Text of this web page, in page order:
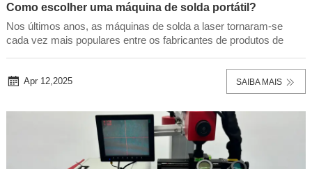
Como escolher uma máquina de solda portátil?
Nos últimos anos, as máquinas de solda a laser tornaram-se
cada vez mais populares entre os fabricantes de produtos de
soldagem a laser estão sendo reconhecidas e utilizadas para
produzir produtos de melhor qualidade com ma...
Apr 12,2025 SAIBA MAIS